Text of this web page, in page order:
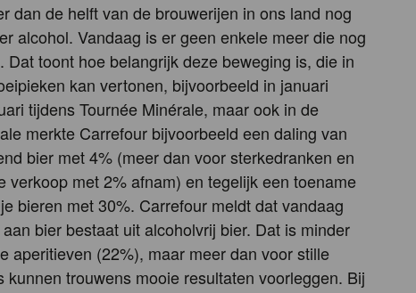
dan de helft van de brouwerijen in ons land nog
alcohol. Vandaag is er geen enkele meer die nog
toont hoe belangrijk deze beweging is, die in
kan vertonen, bijvoorbeeld in januari
tijdens Tournée Minérale, maar ook in de
merkte Carrefour bijvoorbeeld een daling van
bier met 4% (meer dan voor sterkedranken en
verkoop met 2% afnam) en tegelijk een toename
bieren met 30%. Carrefour meldt dat vandaag
bier bestaat uit alcoholvrij bier. Dat is minder
aperitieven (22%), maar meer dan voor stille
trouwens mooie resultaten voorleggen. Bij